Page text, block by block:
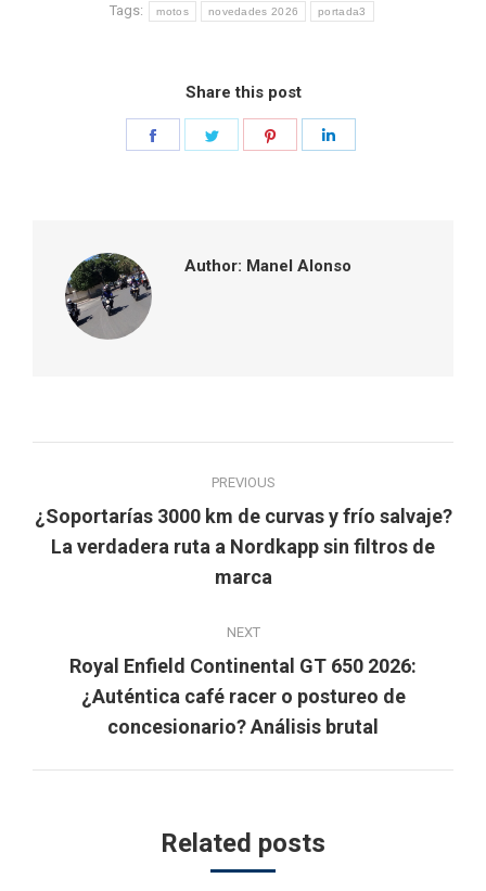
Tags: motos novedades 2026 portada3
Share this post
Author: Manel Alonso
navigation
PREVIOUS
Previous
post:
¿Soportarías 3000 km de curvas y frío salvaje?
La verdadera ruta a Nordkapp sin filtros de
marca
NEXT
Next
post:
Royal Enfield Continental GT 650 2026:
¿Auténtica café racer o postureo de
concesionario? Análisis brutal
Related posts